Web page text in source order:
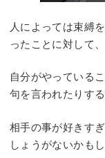
人によっては束縛
ったことに対して
自分がやっている
句を言われたりす
相手の事が好きす
しょうがないかも